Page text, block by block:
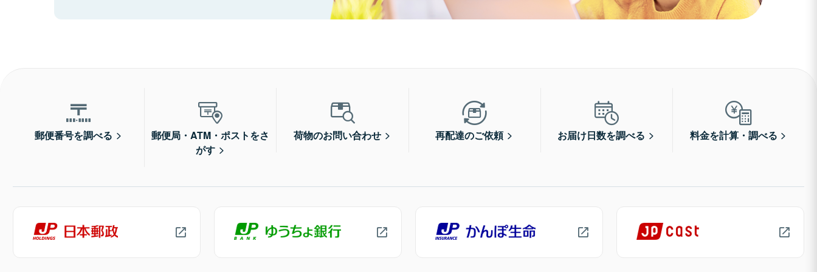
郵便番号を調べる
郵便局・ATM・ポストをさ
がす
荷物のお問い合わせ 再配達のご依頼 お届け日数を調べる 料金を計算・調べる